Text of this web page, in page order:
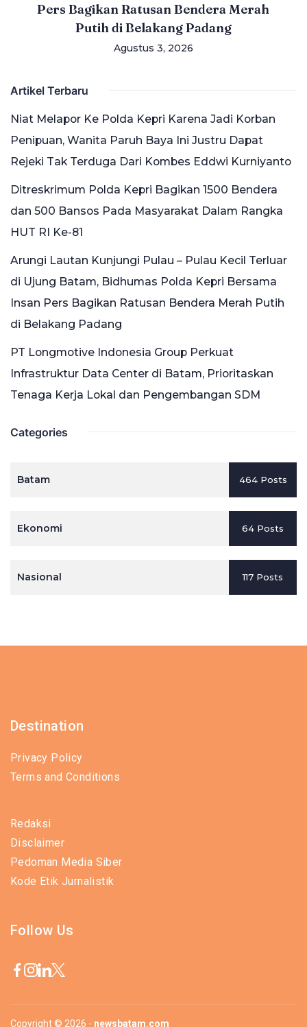
Pers Bagikan Ratusan Bendera Merah
Putih di Belakang Padang
Agustus 3, 2026
Artikel Terbaru
Niat Melapor Ke Polda Kepri Karena Jadi Korban
Penipuan, Wanita Paruh Baya Ini Justru Dapat
Rejeki Tak Terduga Dari Kombes Eddwi Kurniyanto
Ditreskrimum Polda Kepri Bagikan 1500 Bendera
dan 500 Bansos Pada Masyarakat Dalam Rangka
HUT RI Ke-81
Arungi Lautan Kunjungi Pulau – Pulau Kecil Terluar
di Ujung Batam, Bidhumas Polda Kepri Bersama
Insan Pers Bagikan Ratusan Bendera Merah Putih
di Belakang Padang
PT Longmotive Indonesia Group Perkuat
Infrastruktur Data Center di Batam, Prioritaskan
Tenaga Kerja Lokal dan Pengembangan SDM
Categories
Batam 464 Posts
Ekonomi 64 Posts
Nasional 117 Posts
Destination
Privacy Policy
Terms and Conditions
Redaksi
Disclaimer
Pedoman Media Siber
Kode Etik Jurnalistik
Follow Us
Copyright © 2026 - newsbatam.com